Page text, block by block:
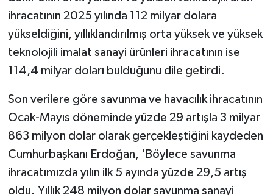
ihracatının 2025 yılında 112 milyar dolara
yükseldiğini, yıllıklandırılmış orta yüksek ve yüksek
teknolojili imalat sanayi ürünleri ihracatının ise
114,4 milyar doları bulduğunu dile getirdi.
Son verilere göre savunma ve havacılık ihracatının
Ocak-Mayıs döneminde yüzde 29 artışla 3 milyar
863 milyon dolar olarak gerçekleştiğini kaydeden
Cumhurbaşkanı Erdoğan, 'Böylece savunma
ihracatımızda yılın ilk 5 ayında yüzde 29,5 artış
oldu. Yıllık 248 milyon dolar savunma sanayi